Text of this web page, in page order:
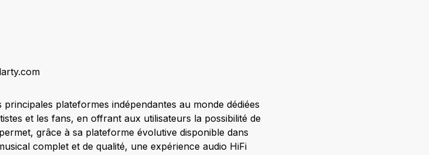
principales plateformes indépendantes au monde dédiées
et les fans, en offrant aux utilisateurs la possibilité de
grâce à sa plateforme évolutive disponible dans
complet et de qualité, une expérience audio HiFi